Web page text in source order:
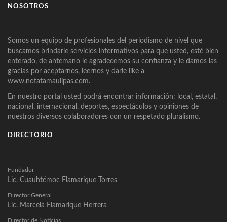
NOSOTROS
Somos un equipo de profesionales del periodismo de nivel que
buscamos brindarle servicios informativos para que usted, esté bien
enterado, de antemano le agradecemos su confianza y le damos las
gracias por aceptarnos, leernos y darle like a
www.notatamaulipas.com.
En nuestro portal usted podrá encontrar información: local, estatal,
nacional, internacional, deportes, espectáculos y opiniones de
nuestros diversos colaboradores con un respetado pluralismo.
DIRECTORIO
Fundador
Lic. Cuauhtémoc Flamarique Torres
Director General
Lic. Marcela Flamarique Herrera
Director de Noticias